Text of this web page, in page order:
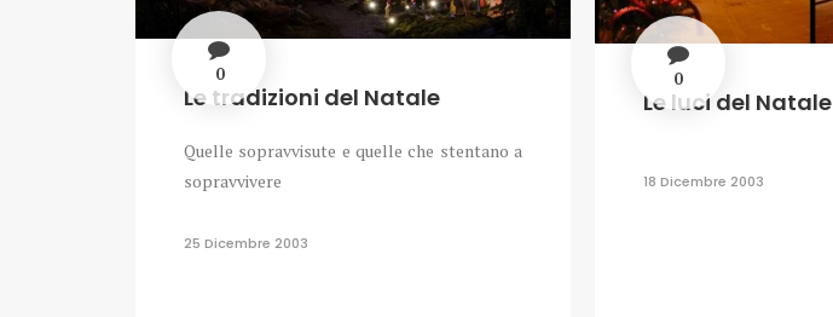
0
Le tradizioni del Natale
Quelle sopravvisute e quelle che stentano a
sopravvivere
25 Dicembre 2003
0
Le luci del Natale
18 Dicembre 2003